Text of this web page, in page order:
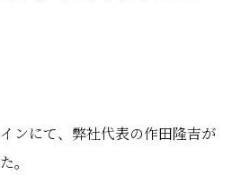
ンにて、弊社代表の作田隆吉が
。